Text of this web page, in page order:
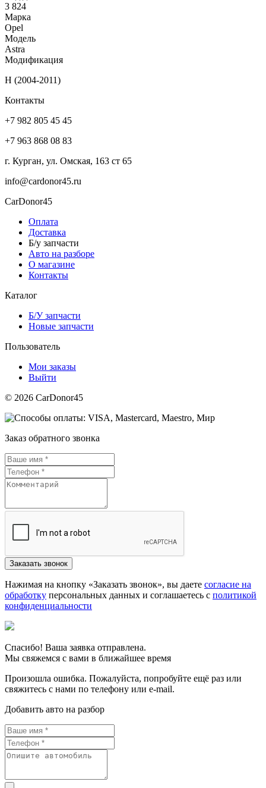
3 824
Марка
Opel
Модель
Astra
Модификация
H (2004-2011)
Контакты
+7 982 805 45 45
+7 963 868 08 83
г. Курган, ул. Омская, 163 ст 65
info@cardonor45.ru
CarDonor45
Оплата
Доставка
Б/у запчасти
Авто на разборе
О магазине
Контакты
Каталог
Б/У запчасти
Новые запчасти
Пользователь
Мои заказы
Выйти
© 2026 CarDonor45
Заказ обратного звонка
Нажимая на кнопку «Заказать звонок», вы даете согласие на
обработку персональных данных и соглашаетесь c политикой
конфиденциальности
Спасибо! Ваша заявка отправлена.
Мы свяжемся с вами в ближайшее время
Произошла ошибка. Пожалуйста, попробуйте ещё раз или
свяжитесь с нами по телефону или e-mail.
Добавить авто на разбор